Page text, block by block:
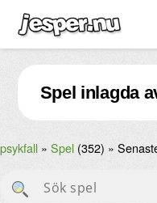
Spel ↓
Bilder ↓
Forum ↓
Länkar
Videos
Spel inlagda
psykfall Spel (352)